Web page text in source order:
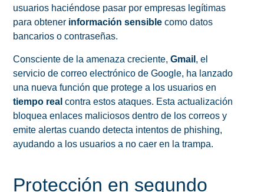
usuarios haciéndose pasar por empresas legítimas
para obtener información sensible como datos
bancarios o contraseñas.
Consciente de la amenaza creciente, Gmail , el
servicio de correo electrónico de Google, ha lanzado
una nueva función que protege a los usuarios en
tiempo real contra estos ataques. Esta actualización
bloquea enlaces maliciosos dentro de los correos y
emite alertas cuando detecta intentos de phishing,
ayudando a los usuarios a no caer en la trampa.
Protección en segundo